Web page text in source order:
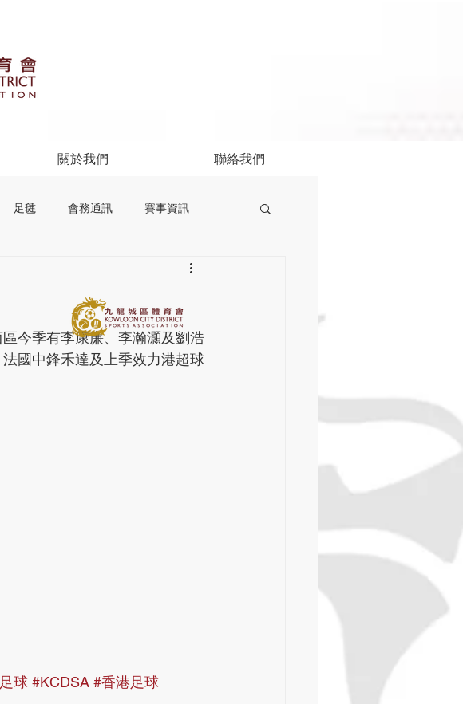
關於我們 聯絡我們
足毽 會務通訊 賽事資訊
今季有李康廉、李瀚灝及劉浩
國中鋒禾達及上季效力港超球
球 #KCDSA #香港足球